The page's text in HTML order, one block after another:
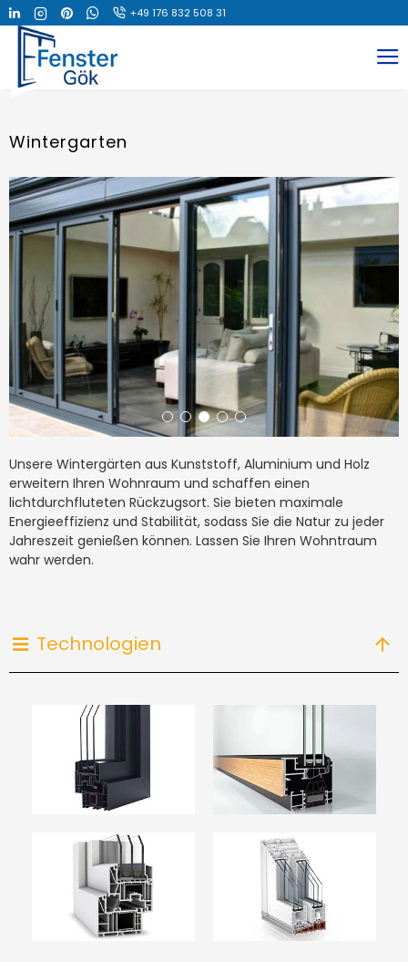
+49 176 832 508 31
Wintergarten
Unsere Wintergärten aus Kunststoff, Aluminium und Holz
erweitern Ihren Wohnraum und schaffen einen
lichtdurchfluteten Rückzugsort. Sie bieten maximale
Energieeffizienz und Stabilität, sodass Sie die Natur zu jeder
Jahreszeit genießen können. Lassen Sie Ihren Wohntraum
wahr werden.
Technologien